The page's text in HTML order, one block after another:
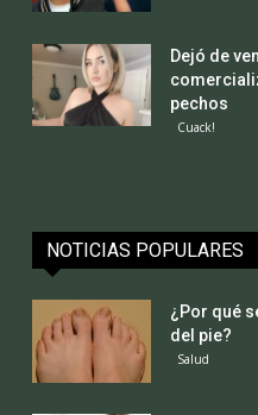
Dejó de
pechos
Cuack!
NOTICIAS POPULARES
¿Por qué
del pie?
Salud